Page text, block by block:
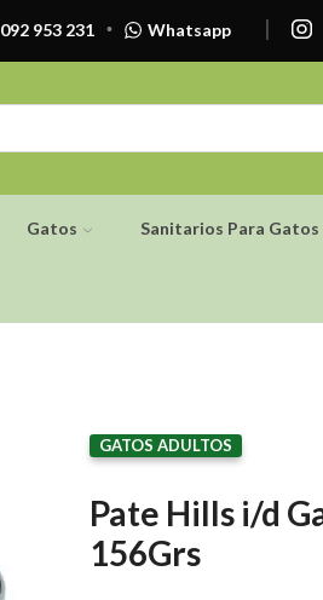
092 953 231 Whatsapp
Gatos Sanitarios Para Gatos
GATOS ADULTOS
Pate Hills i/d
156Grs